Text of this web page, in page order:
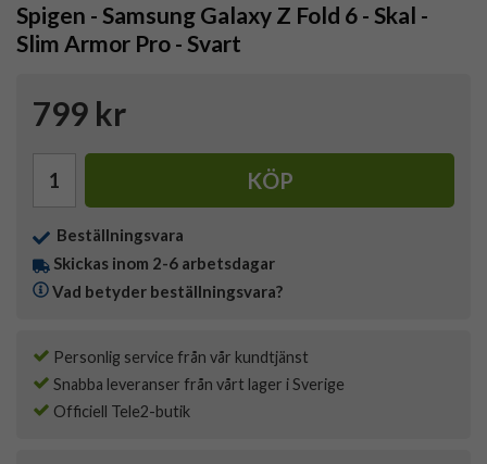
Spigen - Samsung Galaxy Z Fold 6 - Skal -
Slim Armor Pro - Svart
799 kr
KÖP
Beställningsvara
Skickas inom 2-6 arbetsdagar
Vad betyder beställningsvara?
Personlig service från vår kundtjänst
Snabba leveranser från vårt lager i Sverige
Officiell Tele2-butik